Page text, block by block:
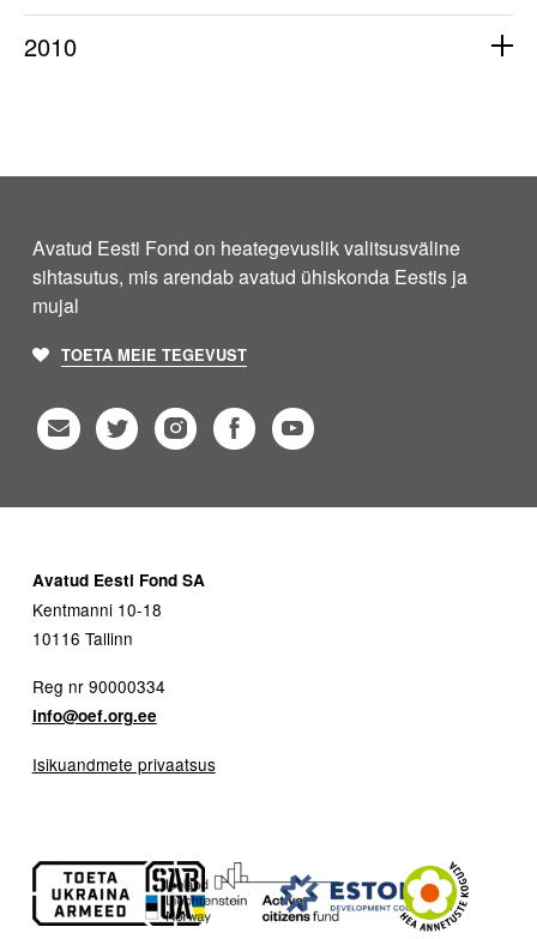
2010
Avatud Eesti Fond on heategevuslik valitsusväline
sihtasutus, mis arendab avatud ühiskonda Eestis ja
mujal
TOETA MEIE TEGEVUST
Avatud Eesti Fond SA
Kentmanni 10-18
10116 Tallinn
Reg nr 90000334
info@oef.org.ee
Isikuandmete privaatsus